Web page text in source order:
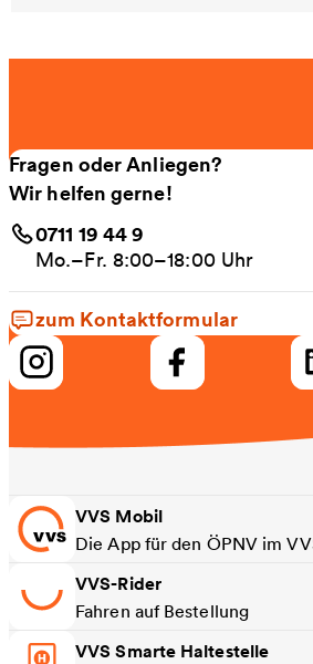
Fragen oder Anliegen?
Wir helfen gerne!
0711 19 44 9
Mo.–Fr. 8:00–18:00 Uhr
zum Kontaktformular
VVS Mobil
Die App für den ÖPNV im
VVS-Rider
Fahren auf Bestellung
VVS Smarte Haltestelle